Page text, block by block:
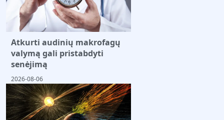
Atkurti audinių makrofagų
valymą gali pristabdyti
senėjimą
2026-08-06